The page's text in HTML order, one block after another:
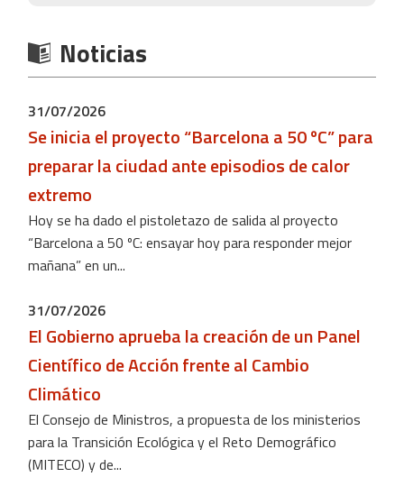
Noticias
31/07/2026
Se inicia el proyecto “Barcelona a 50 ºC” para
preparar la ciudad ante episodios de calor
extremo
Hoy se ha dado el pistoletazo de salida al proyecto
“Barcelona a 50 ºC: ensayar hoy para responder mejor
mañana” en un...
31/07/2026
El Gobierno aprueba la creación de un Panel
Científico de Acción frente al Cambio
Climático
El Consejo de Ministros, a propuesta de los ministerios
para la Transición Ecológica y el Reto Demográfico
(MITECO) y de...